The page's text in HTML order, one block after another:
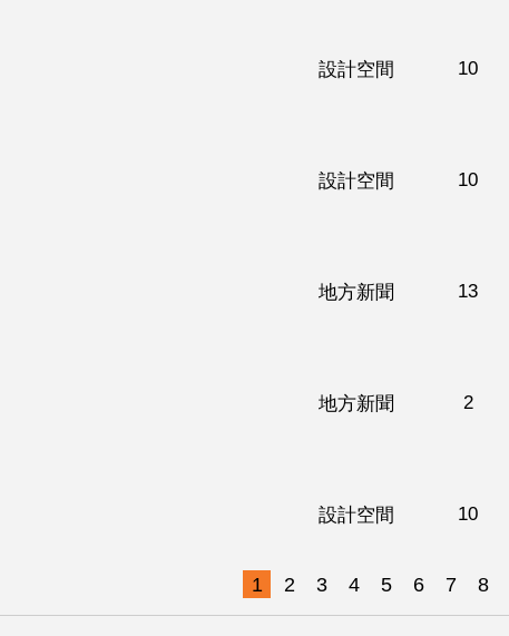
設計空間 10
設計空間 10
地方新聞 13
地方新聞 2
設計空間 10
1 2 3 4 5 6 7 8